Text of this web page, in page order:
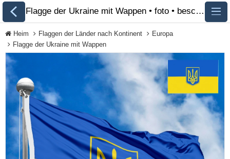
Alle Flaggen
Flaggen der Länder
nach Kontinent
Flaggen von
Flagge der Ukraine mit Wappen • foto • beschreibung 🏁 FlagsSite.com
Heim Flaggen der Länder nach Kontinent
Europa
Flagge der Ukraine mit Wappen